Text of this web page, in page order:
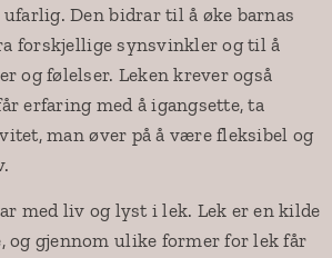
Den bidrar til å øke barnas
forskjellige synsvinkler og til å
og følelser. Leken krever også
erfaring med å igangsette, ta
man øver på å være fleksibel og
med liv og lyst i lek. Lek er en kilde
og gjennom ulike former for lek får